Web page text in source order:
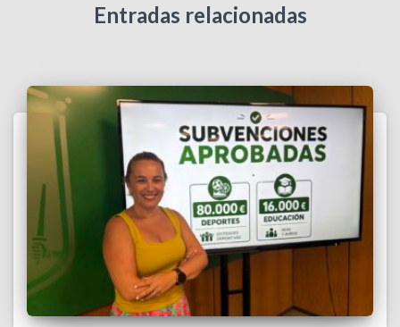
Entradas relacionadas